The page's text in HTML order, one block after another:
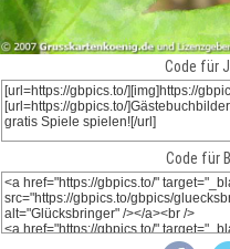
Code für
Code für